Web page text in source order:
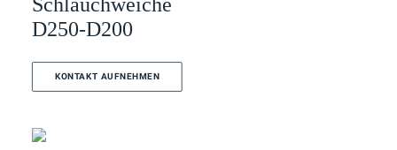
D250-D200
KONTAKT AUFNEHMEN